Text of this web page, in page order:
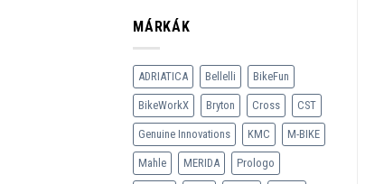
MÁRKÁK
ADRIATICA Bellelli BikeFun
BikeWorkX Bryton Cross CST
Genuine Innovations KMC M-BIKE
Mahle MERIDA Prologo